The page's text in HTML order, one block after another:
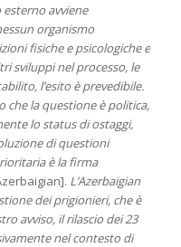
avviene
organismo
fisiche e psicologiche e
sviluppi nel processo, le
l’esito è prevedibile.
la questione è politica,
lo status di ostaggi,
di questioni
è la firma
L’Azerbaigian
dei prigionieri, che è
avviso, il rilascio dei 23
nel contesto di